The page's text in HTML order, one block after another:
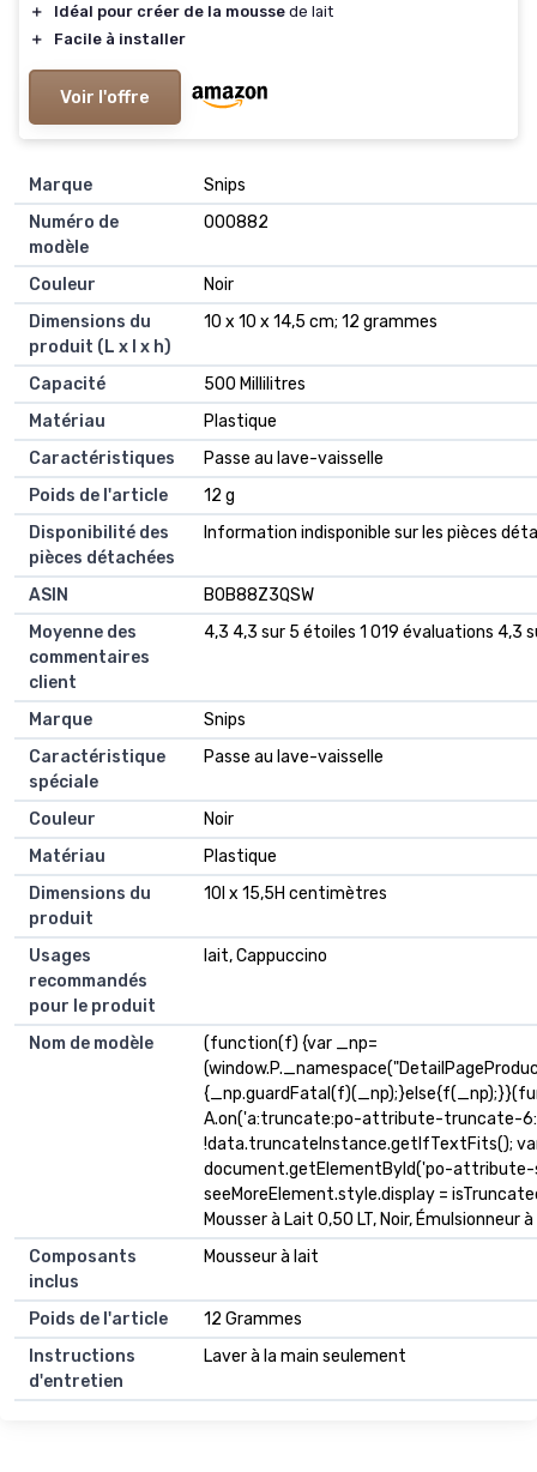
＋
Idéal pour créer de la mousse de lait
＋
Facile à installer
Voir l'offre
Marque
‎Snips
Numéro de
modèle
‎000882
Couleur
‎Noir
Dimensions du
produit (L x l x h)
‎10 x 10 x 14,5 cm; 12 grammes
Capacité
‎500 Millilitres
Matériau
‎Plastique
Caractéristiques
‎Passe au lave-vaisselle
Poids de l'article
‎12 g
Disponibilité des
pièces détachées
‎Information indisponible sur les pièces
ASIN
B0B88Z3QSW
Moyenne des
commentaires
client
4,3 4,3 sur 5 étoiles 1 019 évaluations 4,3
Marque
Snips
Caractéristique
spéciale
Passe au lave-vaisselle
Couleur
Noir
Matériau
Plastique
Dimensions du
produit
10l x 15,5H centimètres
Usages
recommandés
pour le produit
lait, Cappuccino
Nom de modèle
(function(f) {var _np=
A.on('a:truncate:po-attribute-truncate-
!data.truncateInstance.getIfTextFits();
document.getElementById('po-attribute-
seeMoreElement.style.display =
Mousser à Lait 0,50 LT, Noir, Émulsionneur
Composants
inclus
Mousseur à lait
Poids de l'article
12 Grammes
Instructions
d'entretien
Laver à la main seulement